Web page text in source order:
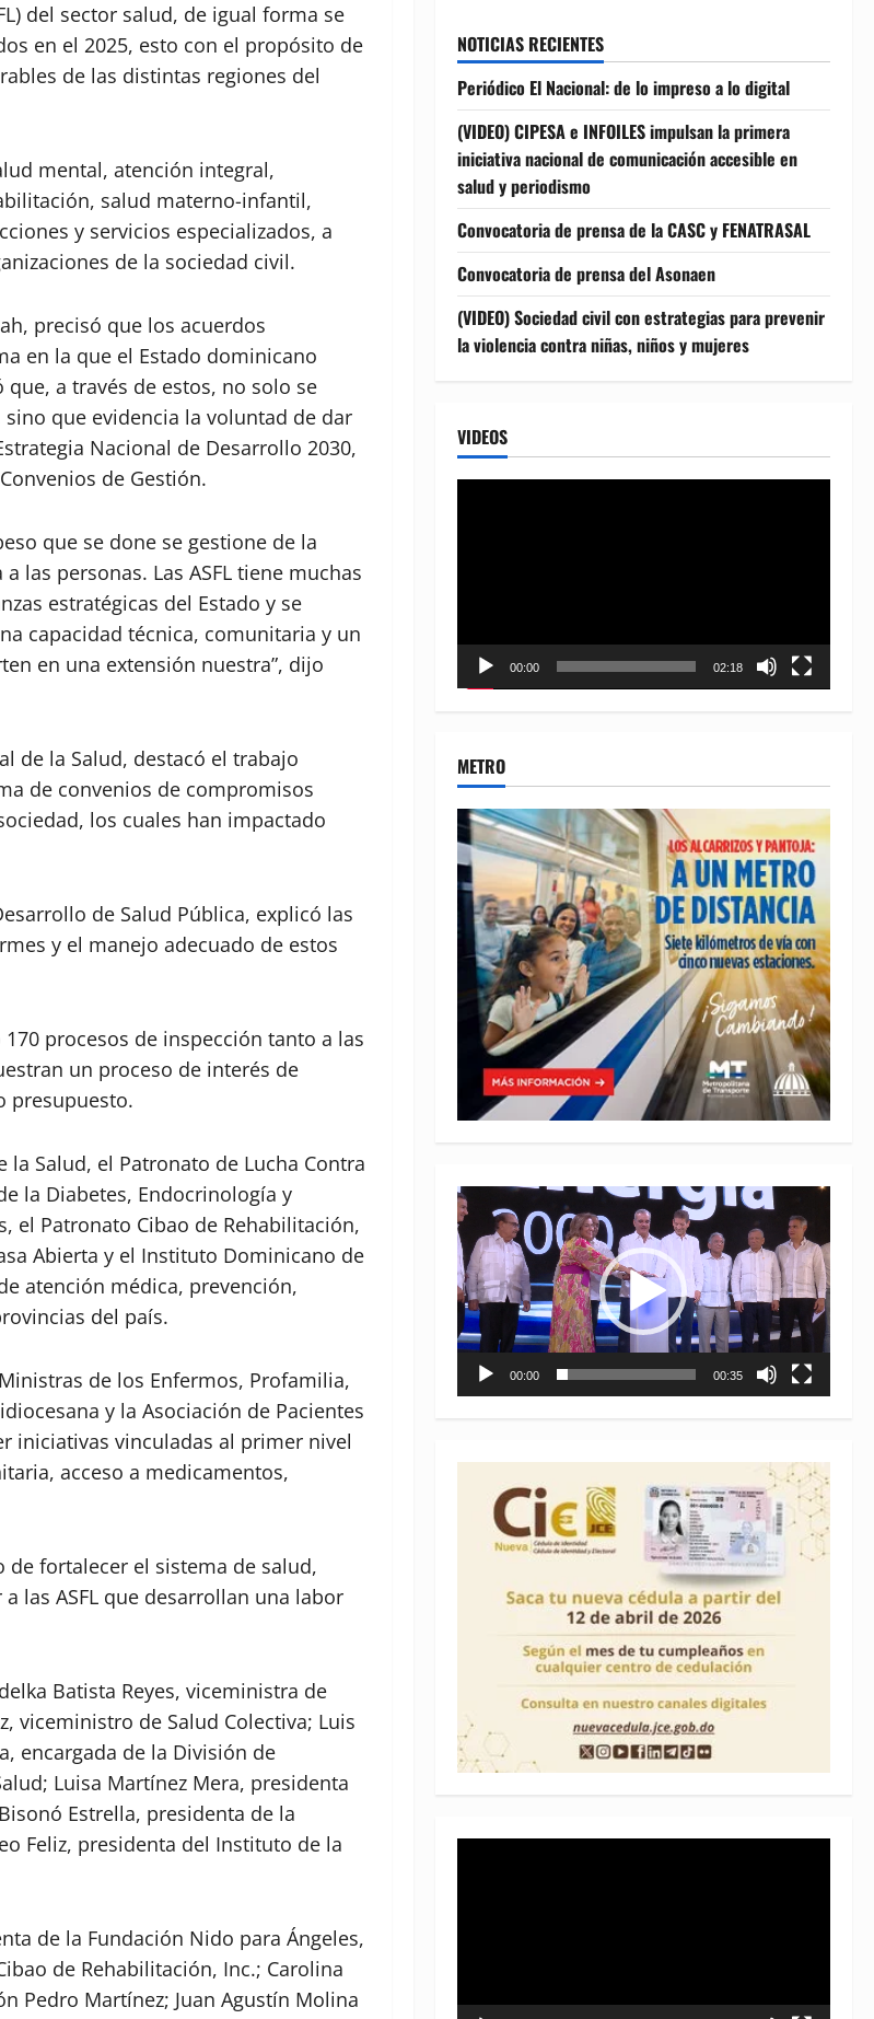
del sector salud, de igual forma se
en el 2025, esto con el propósito de
de las distintas regiones del
mental, atención integral,
salud materno-infantil,
y servicios especializados, a
de la sociedad civil.
precisó que los acuerdos
en la que el Estado dominicano
a través de estos, no solo se
que evidencia la voluntad de dar
Nacional de Desarrollo 2030,
de Gestión.
que se done se gestione de la
las personas. Las ASFL tiene muchas
estratégicas del Estado y se
capacidad técnica, comunitaria y un
en una extensión nuestra”, dijo
de la Salud, destacó el trabajo
de convenios de compromisos
los cuales han impactado
de Salud Pública, explicó las
y el manejo adecuado de estos
procesos de inspección tanto a las
un proceso de interés de
presupuesto.
Salud, el Patronato de Lucha Contra
la Diabetes, Endocrinología y
el Patronato Cibao de Rehabilitación,
Abierta y el Instituto Dominicano de
atención médica, prevención,
del país.
de los Enfermos, Profamilia,
y la Asociación de Pacientes
iniciativas vinculadas al primer nivel
acceso a medicamentos,
fortalecer el sistema de salud,
las ASFL que desarrollan una labor
Batista Reyes, viceministra de
viceministro de Salud Colectiva; Luis
encargada de la División de
Luisa Martínez Mera, presidenta
Estrella, presidenta de la
Feliz, presidenta del Instituto de la
de la Fundación Nido para Ángeles,
de Rehabilitación, Inc.; Carolina
Pedro Martínez; Juan Agustín Molina
NOTICIAS RECIENTES
Periódico El Nacional: de lo impreso a lo digital
(VIDEO) CIPESA e INFOILES impulsan la primera
iniciativa nacional de comunicación accesible en
salud y periodismo
Convocatoria de prensa de la CASC y FENATRASAL
Convocatoria de prensa del Asonaen
(VIDEO) Sociedad civil con estrategias para prevenir
la violencia contra niñas, niños y mujeres
VIDEOS
00:00 02:18
METRO
Reproductor
de
vídeo
00:00 00:35